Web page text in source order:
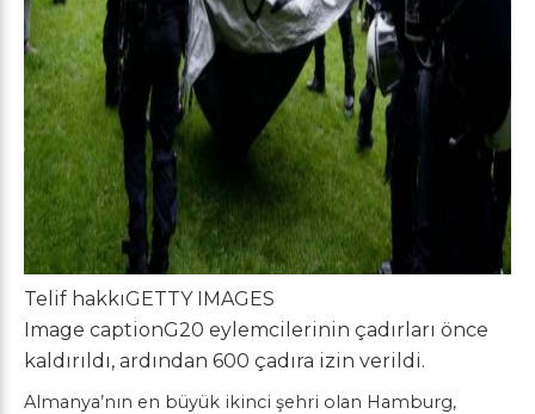
Telif hakkıGETTY IMAGES
Image captionG20 eylemcilerinin çadırları önce
kaldırıldı, ardından 600 çadıra izin verildi.
Almanya’nın en büyük ikinci şehri olan Hamburg,